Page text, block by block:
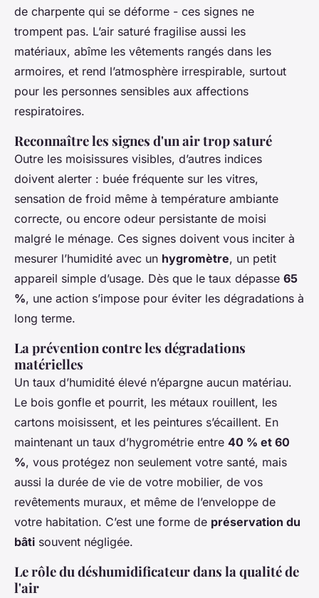
de charpente qui se déforme - ces signes ne
trompent pas. L’air saturé fragilise aussi les
matériaux, abîme les vêtements rangés dans les
armoires, et rend l’atmosphère irrespirable, surtout
pour les personnes sensibles aux affections
respiratoires.
Reconnaître les signes d'un air trop saturé
Outre les moisissures visibles, d’autres indices
doivent alerter : buée fréquente sur les vitres,
sensation de froid même à température ambiante
correcte, ou encore odeur persistante de moisi
malgré le ménage. Ces signes doivent vous inciter à
mesurer l’humidité avec un hygromètre, un petit
appareil simple d’usage. Dès que le taux dépasse 65
%, une action s’impose pour éviter les dégradations à
long terme.
La prévention contre les dégradations
matérielles
Un taux d’humidité élevé n’épargne aucun matériau.
Le bois gonfle et pourrit, les métaux rouillent, les
cartons moisissent, et les peintures s’écaillent. En
maintenant un taux d’hygrométrie entre 40 % et 60
%, vous protégez non seulement votre santé, mais
aussi la durée de vie de votre mobilier, de vos
revêtements muraux, et même de l’enveloppe de
votre habitation. C’est une forme de préservation du
bâti souvent négligée.
Le rôle du déshumidificateur dans la qualité de
l'air